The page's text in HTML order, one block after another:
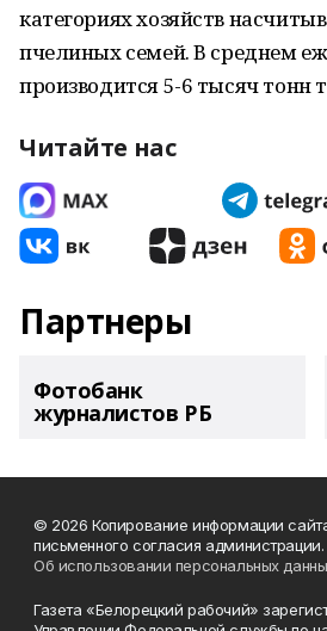
категориях хозяйств
пчелиных семей. В среднем
производится 5-6 тысяч тонн
Читайте нас
Партнеры
Фотобанк
журналистов РБ
© 2026 Копирование информации
письменного согласия администрации.
Об использовании персональных
Газета «Белорецкий рабочий»